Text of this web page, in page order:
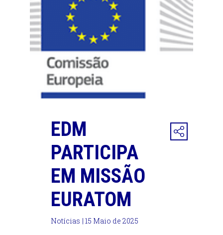
EDM
PARTICIPA
EM MISSÃO
EURATOM
Notícias | 15 Maio de 2025